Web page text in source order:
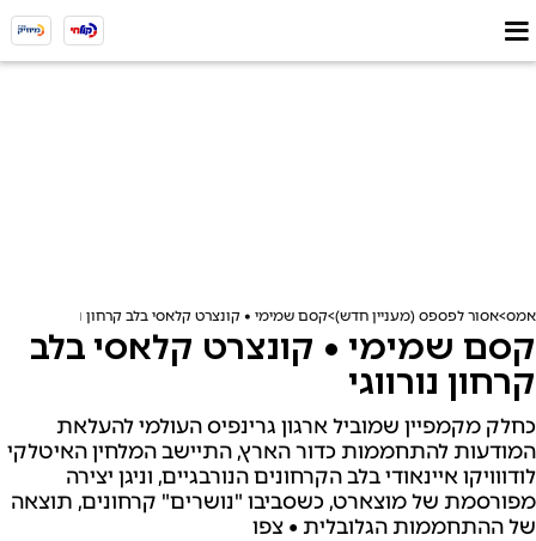
אמס אסור לפספס (מעניין חדש) קסם שמימי • קונצרט קלאסי בלב קרחון נורווגי
קסם שמימי • קונצרט קלאסי בלב
קרחון נורווגי
כחלק מקמפיין שמוביל ארגון גרינפיס העולמי להעלאת
המודעות להתחממות כדור הארץ, התיישב המלחין האיטלקי
לודווויקו איינאודי בלב הקרחונים הנורבגיים, וניגן יצירה
מפורסמת של מוצארט, כשסביבו "נושרים" קרחונים, תוצאה
של ההתחממות הגלובלית • צפו